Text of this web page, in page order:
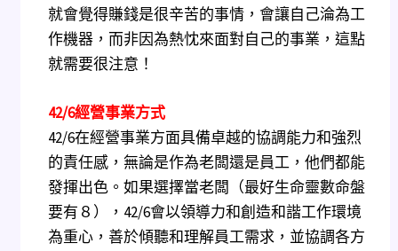
就會覺得賺錢是很辛苦的事情，會讓自己淪為工
作機器，而非因為熱忱來面對自己的事業，這點
就需要很注意！
42/6經營事業方式
42/6在經營事業方面具備卓越的協調能力和強烈
的責任感，無論是作為老闆還是員工，他們都能
發揮出色。如果選擇當老闆（最好生命靈數命盤
要有８），42/6會以領導力和創造和諧工作環境
為重心，善於傾聽和理解員工需求，並協調各方